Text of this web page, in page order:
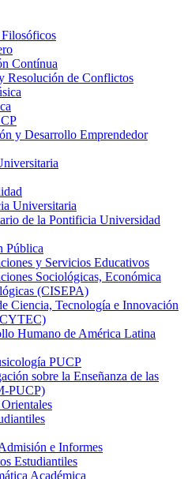
Contínua
Resolución de Conflictos
y Desarrollo Emprendedor
Universitaria
de la Pontificia Universidad
Pública
y Servicios Educativos
Sociológicas, Económica
(CISEPA)
Ciencia, Tecnología e Innovación
Humano de América Latina
PUCP
sobre la Enseñanza de las
PUCP)
e Informes
Estudiantiles
Académica